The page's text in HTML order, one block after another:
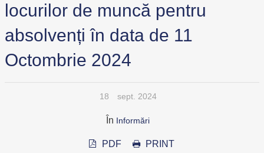
locurilor de muncă pentru
absolvenți în data de 11
Octombrie 2024
18 sept. 2024
În Informări
PDF PRINT